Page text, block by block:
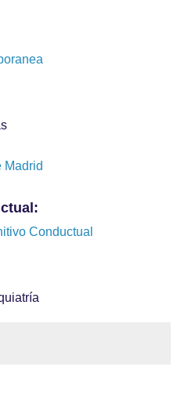
Madrid
Conductual